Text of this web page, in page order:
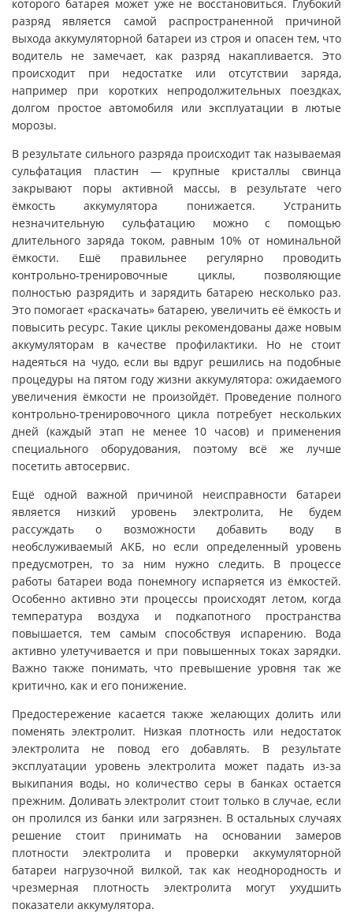
которого батарея может уже не восстановиться. Глубокий
разряд является самой распространенной причиной
выхода аккумуляторной батареи из строя и опасен тем, что
водитель не замечает, как разряд накапливается. Это
происходит при недостатке или отсутствии заряда,
например при коротких непродолжительных поездках,
долгом простое автомобиля или эксплуатации в лютые
морозы.
В результате сильного разряда происходит так называемая
сульфатация пластин — крупные кристаллы свинца
закрывают поры активной массы, в результате чего
ёмкость аккумулятора понижается. Устранить
незначительную сульфатацию можно с помощью
длительного заряда током, равным 10% от номинальной
ёмкости. Ешё правильнее регулярно проводить
контрольно-тренировочные циклы, позволяющие
полностью разрядить и зарядить батарею несколько раз.
Это помогает «раскачать» батарею, увеличить её ёмкость и
повысить ресурс. Такие циклы рекомендованы даже новым
аккумуляторам в качестве профилактики. Но не стоит
надеяться на чудо, если вы вдруг решились на подобные
процедуры на пятом году жизни аккумулятора: ожидаемого
увеличения ёмкости не произойдёт. Проведение полного
контрольно-тренировочного цикла потребует нескольких
дней (каждый этап не менее 10 часов) и применения
специального оборудования, поэтому всё же лучше
посетить автосервис.
Ещё одной важной причиной неисправности батареи
является низкий уровень электролита, Не будем
рассуждать о возможности добавить воду в
необслуживаемый АКБ, но если определенный уровень
предусмотрен, то за ним нужно следить. В процессе
работы батареи вода понемногу испаряется из ёмкостей.
Особенно активно эти процессы происходят летом, когда
температура воздуха и подкапотного пространства
повышается, тем самым способствуя испарению. Вода
активно улетучивается и при повышенных токах зарядки.
Важно также понимать, что превышение уровня так же
критично, как и его понижение.
Предостережение касается также желающих долить или
поменять электролит. Низкая плотность или недостаток
электролита не повод его добавлять. В результате
эксплуатации уровень электролита может падать из-за
выкипания воды, но количество серы в банках остается
прежним. Доливать электролит стоит только в случае, если
он пролился из банки или загрязнен. В остальных случаях
решение стоит принимать на основании замеров
плотности электролита и проверки аккумуляторной
батареи нагрузочной вилкой, так как неоднородность и
чрезмерная плотность электролита могут ухудшить
показатели аккумулятора.